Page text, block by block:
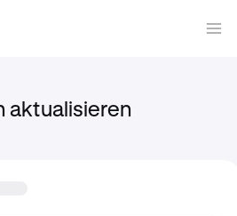
aktualisieren